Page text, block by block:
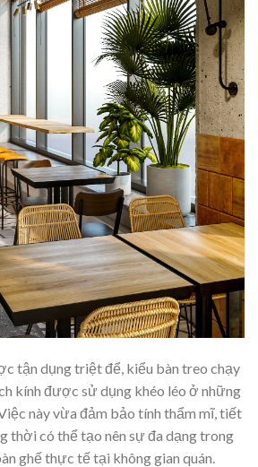
tận dụng triệt để, kiểu bàn treo chạy
kính được sử dụng khéo léo ở những
này vừa đảm bảo tính thẩm mĩ, tiết
thời có thể tạo nên sự đa dạng trong
ghế thực tế tại không gian quán.